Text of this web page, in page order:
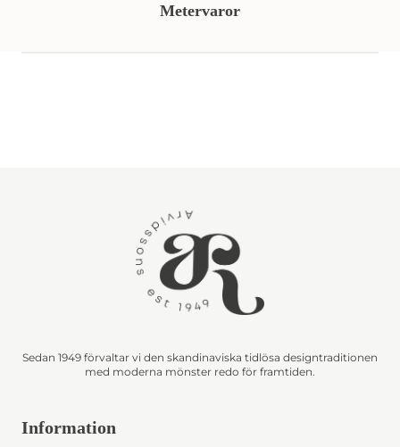
Metervaror
Sedan 1949 förvaltar vi den skandinaviska tidlösa designtraditionen
med moderna mönster redo för framtiden.
Information